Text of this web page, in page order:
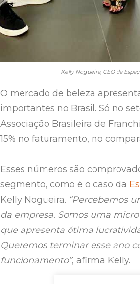
Kelly Nogueira, CEO da
O mercado de beleza
importantes no Brasil. Só no
Associação Brasileira de
15% no faturamento, no
Esses números são
segmento, como é o caso da
Kelly Nogueira. “Percebemos
da empresa. Somos uma
que apresenta ótima
Queremos terminar esse ano
funcionamento”, afirma Kelly.